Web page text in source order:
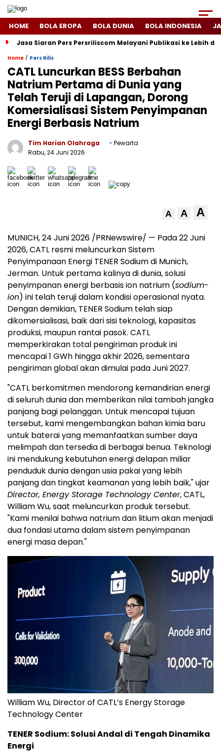
HOME BOLA EROPA BOLA DUNIA BOLA INDONESIA
Jasa Siaran Pers Persriliscom Melayani Publikasi ke Lebih
Home / Pers Rilis
CATL Luncurkan BESS Berbahan
Natrium Pertama di Dunia yang
Telah Teruji di Lapangan, Dorong
Komersialisasi Sistem Penyimpanan
Energi Berbasis Natrium
Tim Harian Olahraga
- Pewarta
Rabu, 24 Juni 2026
A A A
MUNICH, 24 Juni 2026 /PRNewswire/ — Pada 22 Juni
2026, CATL resmi meluncurkan Sistem
Penyimpanaan Energi TENER Sodium di Munich,
Jerman. Untuk pertama kalinya di dunia, solusi
penyimpanan energi berbasis ion natrium (sodium-
ion) ini telah teruji dalam kondisi operasional nyata.
Dengan demikian, TENER Sodium telah siap
dikomersialisasi, baik dari sisi teknologi, kapasitas
produksi, maupun rantai pasok. CATL
memperkirakan total pengiriman produk ini
mencapai 1 GWh hingga akhir 2026, sementara
pengiriman global akan dimulai pada Juni 2027.
"CATL berkomitmen mendorong kemandirian energi
di seluruh dunia dan memberikan nilai tambah jangka
panjang bagi pelanggan. Untuk mencapai tujuan
tersebut, kami mengembangkan bahan kimia baru
untuk baterai yang memanfaatkan sumber daya
melimpah dan tersedia di berbagai benua. Teknologi
ini mendukung kebutuhan energi delapan miliar
penduduk dunia dengan usia pakai yang lebih
panjang dan tingkat keamanan yang lebih baik," ujar
Director, Energy Storage Technology Center, CATL,
William Wu, saat meluncurkan produk tersebut.
"Kami menilai bahwa natrium dan litium akan menjadi
dua fondasi utama dalam sistem penyimpanan
energi masa depan."
William Wu, Director of CATL’s Energy Storage
Technology Center
TENER Sodium: Solusi Andal di Tengah Dinamika
Energi